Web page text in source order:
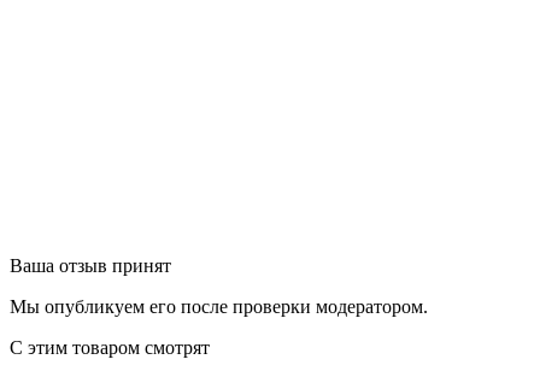
Ваша отзыв принят
Мы опубликуем его после проверки модератором.
С этим товаром смотрят